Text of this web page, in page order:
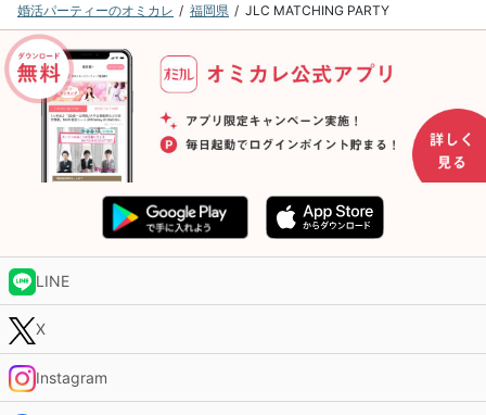
婚活パーティーのオミカレ 福岡県 JLC MATCHING PARTY
LINE
X
Instagram